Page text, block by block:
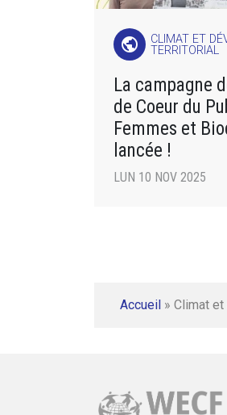
public
CLIMAT ET
TERRITORIAL
La campagne
de Coeur du
Femmes et
lancée !
LUN 10 NOV 2025
Accueil » Climat